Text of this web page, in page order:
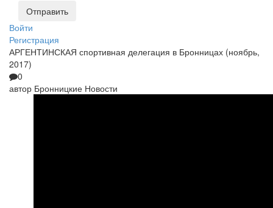
Войти
Регистрация
АРГЕНТИНСКАЯ спортивная делегация в Бронницах (ноябрь,
2017)
0
автор Бронницкие Новости